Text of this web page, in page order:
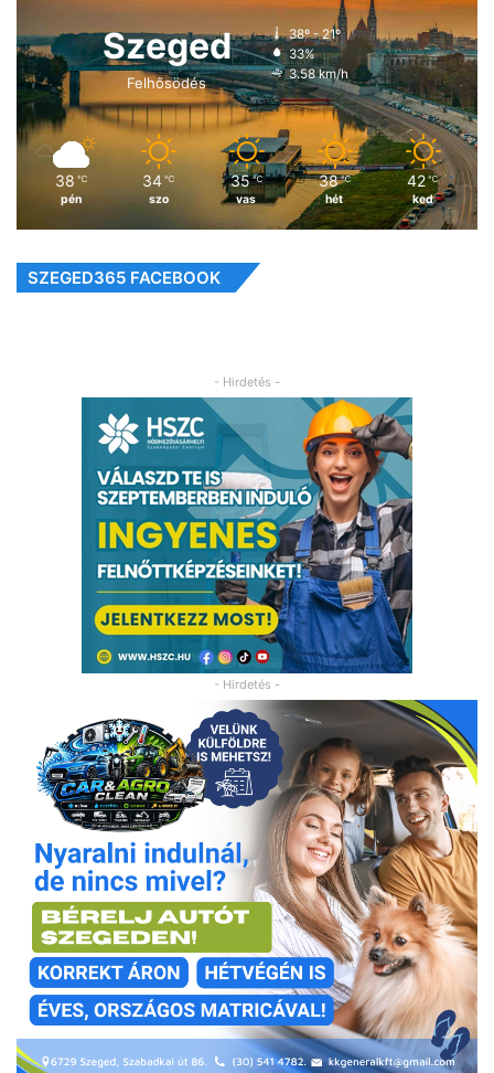
Szeged
Felhősödés
38º - 21º
33%
3.58 km/h
38 ℃
pén
34 ℃
szo
35 ℃
vas
38 ℃
hét
42 ℃
ked
SZEGED365 FACEBOOK
- Hirdetés -
- Hirdetés -